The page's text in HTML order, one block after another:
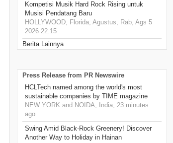
Kompetisi Musik Hard Rock Rising untuk
Musisi Pendatang Baru
HOLLYWOOD, Florida, Agustus, Rab, Ags 5
2026 22.15
Berita Lainnya
Press Release from PR Newswire
HCLTech named among the world's most
sustainable companies by TIME magazine
NEW YORK and NOIDA, India, 23 minutes
ago
Swing Amid Black‑Rock Greenery! Discover
Another Way to Holiday in Hainan